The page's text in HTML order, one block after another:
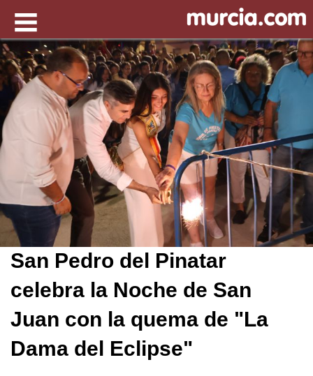
San Pedro del Pinatar
celebra la Noche de San
Juan con la quema de "La
Dama del Eclipse"